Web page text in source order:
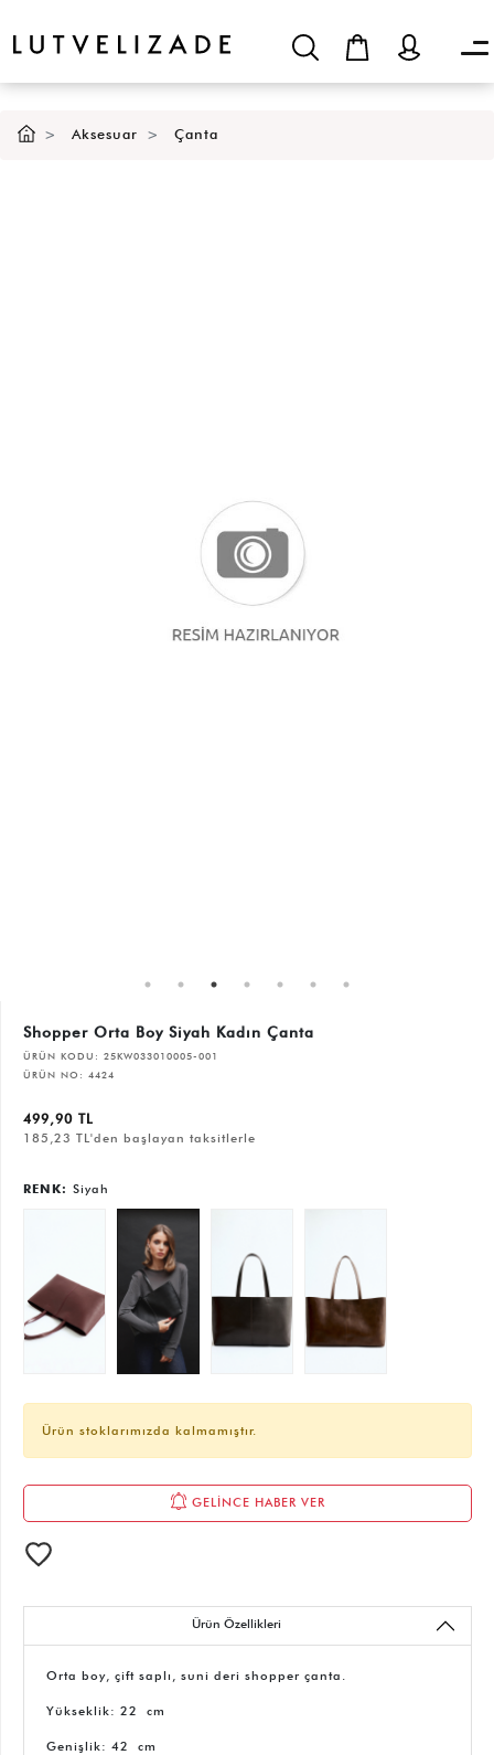
Aksesuar Çanta
Shopper Orta Boy Siyah Kadın Çanta
ÜRÜN KODU: 25KW033010005-001
ÜRÜN NO: 4424
499,90 TL
185,23 TL'den başlayan taksitlerle
RENK: Siyah
Ürün stoklarımızda kalmamıştır.
GELİNCE HABER VER
Ürün Özellikleri
Orta boy, çift saplı, suni deri shopper çanta.
Yükseklik: 22 cm
Genişlik: 42 cm